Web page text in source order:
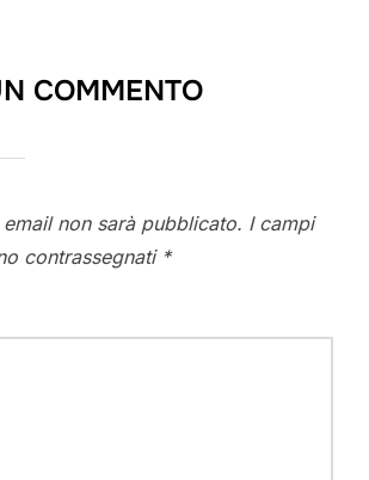
COMMENTO
non sarà pubblicato. I campi
contrassegnati *